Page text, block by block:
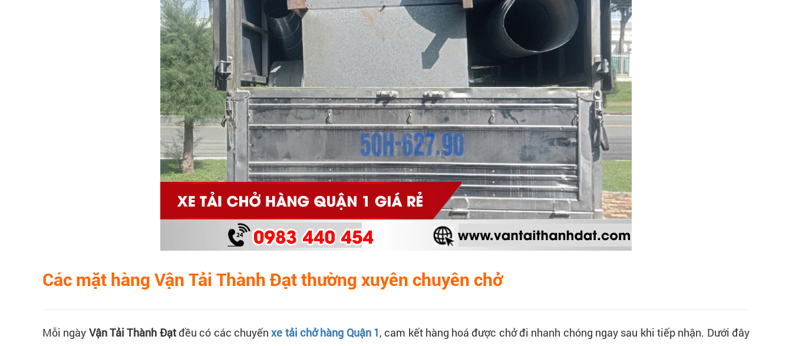
Các mặt hàng Vận Tải Thành Đạt thường xuyên chuyên chở
Mỗi ngày Vận Tải Thành Đạtđều có các chuyếnxe tải chở hàng Quận 1, cam kết hàng hoá được chở đi nhanh chóng ngay sau khi tiếp nhận. Dưới đây